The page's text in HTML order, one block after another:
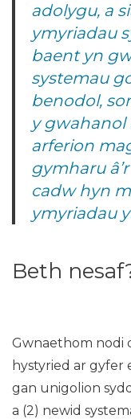
adolygu, a
ymyriadau
baent yn
systemau
benodol,
y gwahanol
arferion
gymharu
cadw hyn
ymyriadau
Beth
Gwnaethom nodi
hystyried ar gyfer
gan unigolion
a (2) newid